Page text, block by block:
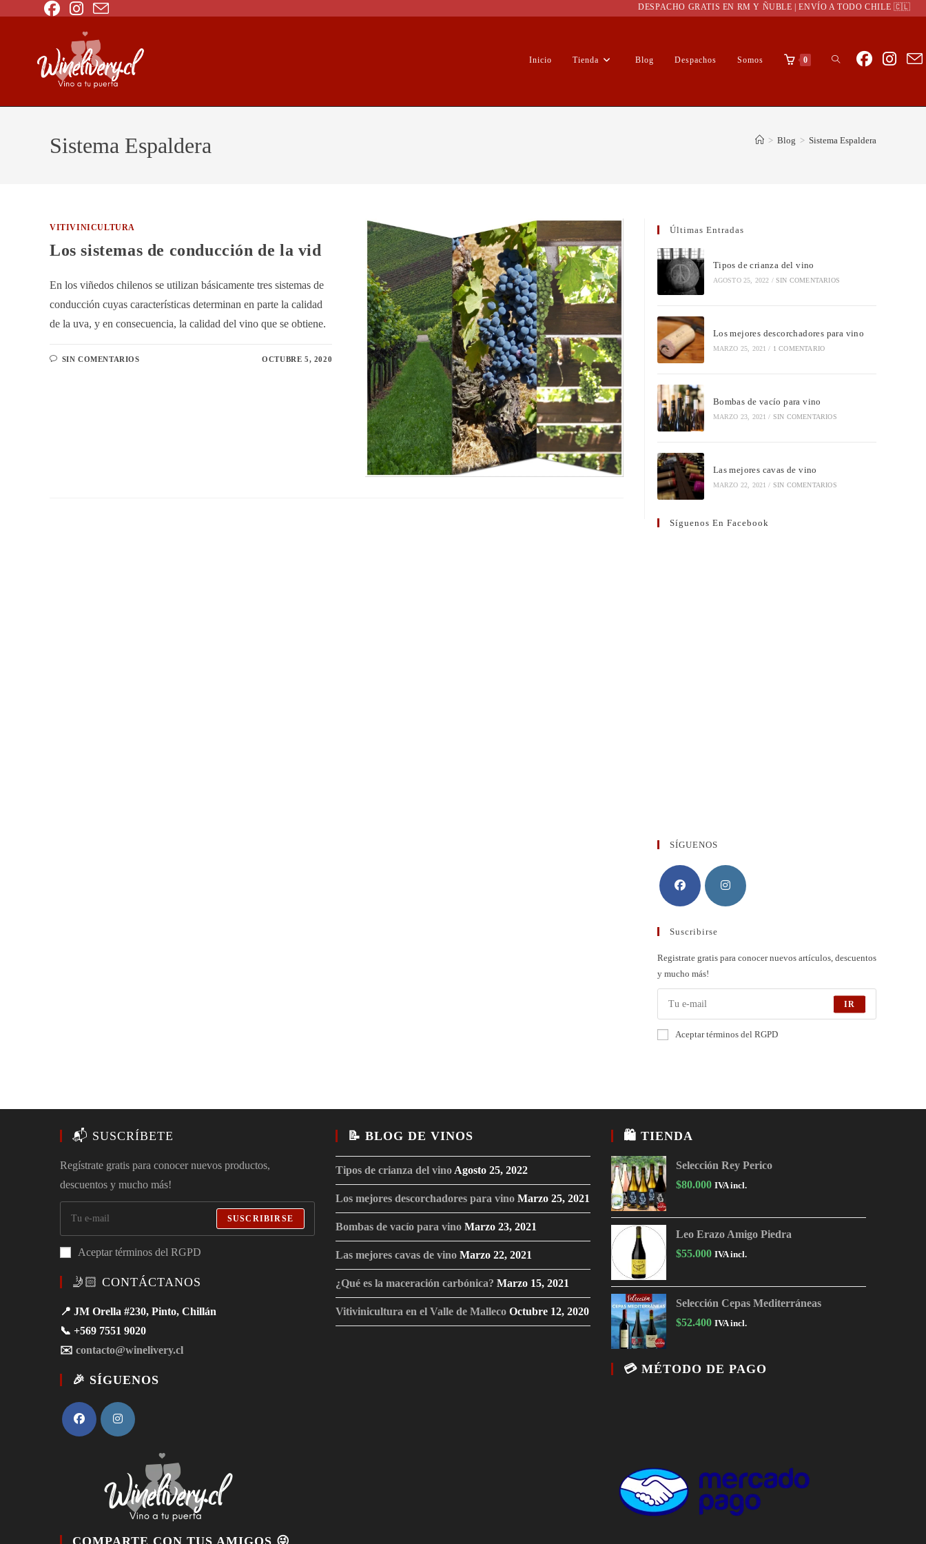
DESPACHO GRATIS EN RM Y ÑUBLE | ENVÍO A TODO CHILE 🇨🇱
Inicio Tienda Blog Despachos Somos 0
Sistema Espaldera > Blog > Sistema Espaldera
VITIVINICULTURA
Los sistemas de conducción de la vid
En los viñedos chilenos se utilizan básicamente tres sistemas de
conducción cuyas características determinan en parte la calidad
de la uva, y en consecuencia, la calidad del vino que se obtiene.
SIN COMENTARIOS OCTUBRE 5, 2020
Últimas Entradas
Tipos de crianza del vino
AGOSTO 25, 2022 / SIN COMENTARIOS
Los mejores descorchadores para vino
MARZO 25, 2021 / 1 COMENTARIO
Bombas de vacío para vino
MARZO 23, 2021 / SIN COMENTARIOS
Las mejores cavas de vino
MARZO 22, 2021 / SIN COMENTARIOS
Síguenos En Facebook
SÍGUENOS
Suscribirse
Registrate gratis para conocer nuevos artículos, descuentos
y mucho más!
IR
Aceptar términos del RGPD
📬 SUSCRÍBETE
Regístrate gratis para conocer nuevos productos,
descuentos y mucho más!
SUSCRIBIRSE
Aceptar términos del RGPD
🤳🏻 CONTÁCTANOS
📍 JM Orella #230, Pinto, Chillán
📞 +569 7551 9020
✉️ contacto@winelivery.cl
🎉 SÍGUENOS
COMPARTE CON TUS AMIGOS 😜
📝 BLOG DE VINOS
Tipos de crianza del vino Agosto 25, 2022
Los mejores descorchadores para vino Marzo 25, 2021
Bombas de vacío para vino Marzo 23, 2021
Las mejores cavas de vino Marzo 22, 2021
¿Qué es la maceración carbónica? Marzo 15, 2021
Vitivinicultura en el Valle de Malleco Octubre 12, 2020
🛍 TIENDA
Selección Rey Perico
$80.000 IVA incl.
Leo Erazo Amigo Piedra
$55.000 IVA incl.
Selección Cepas Mediterráneas
$52.400 IVA incl.
💳 MÉTODO DE PAGO